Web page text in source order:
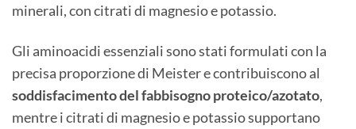
minerali, con citrati di magnesio e potassio.
Gli aminoacidi essenziali sono stati formulati con la
precisa proporzione di Meister e contribuiscono al
soddisfacimento del fabbisogno proteico/azotato,
mentre i citrati di magnesio e potassio supportano